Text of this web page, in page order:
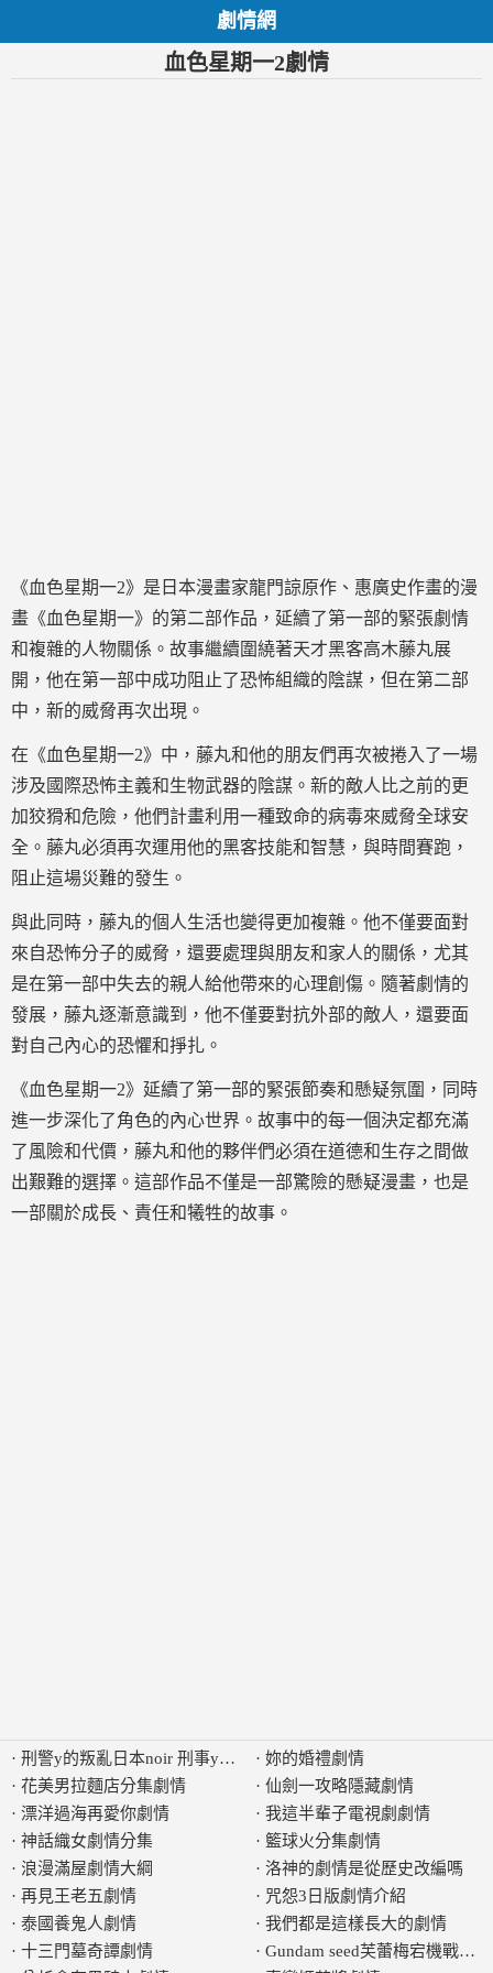
劇情網
血色星期一2劇情
《血色星期一2》是日本漫畫家龍門諒原作、惠廣史作畫的漫
畫《血色星期一》的第二部作品，延續了第一部的緊張劇情
和複雜的人物關係。故事繼續圍繞著天才黑客高木藤丸展
開，他在第一部中成功阻止了恐怖組織的陰謀，但在第二部
中，新的威脅再次出現。
在《血色星期一2》中，藤丸和他的朋友們再次被捲入了一場
涉及國際恐怖主義和生物武器的陰謀。新的敵人比之前的更
加狡猾和危險，他們計畫利用一種致命的病毒來威脅全球安
全。藤丸必須再次運用他的黑客技能和智慧，與時間賽跑，
阻止這場災難的發生。
與此同時，藤丸的個人生活也變得更加複雜。他不僅要面對
來自恐怖分子的威脅，還要處理與朋友和家人的關係，尤其
是在第一部中失去的親人給他帶來的心理創傷。隨著劇情的
發展，藤丸逐漸意識到，他不僅要對抗外部的敵人，還要面
對自己內心的恐懼和掙扎。
《血色星期一2》延續了第一部的緊張節奏和懸疑氛圍，同時
進一步深化了角色的內心世界。故事中的每一個決定都充滿
了風險和代價，藤丸和他的夥伴們必須在道德和生存之間做
出艱難的選擇。這部作品不僅是一部驚險的懸疑漫畫，也是
一部關於成長、責任和犧牲的故事。
· 刑警y的叛亂日本noir 刑事y的叛亂劇情
· 花美男拉麵店分集劇情
· 漂洋過海再愛你劇情
· 神話織女劇情分集
· 浪漫滿屋劇情大綱
· 再見王老五劇情
· 泰國養鬼人劇情
· 十三門墓奇譚劇情
· 妳的婚禮劇情
· 仙劍一攻略隱藏劇情
· 我這半輩子電視劇劇情
· 籃球火分集劇情
· 洛神的劇情是從歷史改編嗎
· 咒怨3日版劇情介紹
· 我們都是這樣長大的劇情
· Gundam seed芙蕾梅宕機戰劇情